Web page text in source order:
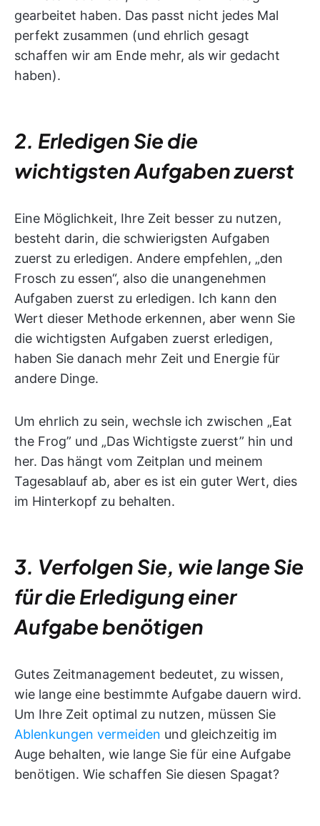
gearbeitet haben. Das passt nicht jedes Mal
perfekt zusammen (und ehrlich gesagt
schaffen wir am Ende mehr, als wir gedacht
haben).
2. Erledigen Sie die
wichtigsten Aufgaben zuerst
Eine Möglichkeit, Ihre Zeit besser zu nutzen,
besteht darin, die schwierigsten Aufgaben
zuerst zu erledigen. Andere empfehlen, „den
Frosch zu essen“, also die unangenehmen
Aufgaben zuerst zu erledigen. Ich kann den
Wert dieser Methode erkennen, aber wenn Sie
die wichtigsten Aufgaben zuerst erledigen,
haben Sie danach mehr Zeit und Energie für
andere Dinge.
Um ehrlich zu sein, wechsle ich zwischen „Eat
the Frog” und „Das Wichtigste zuerst” hin und
her. Das hängt vom Zeitplan und meinem
Tagesablauf ab, aber es ist ein guter Wert, dies
im Hinterkopf zu behalten.
3. Verfolgen Sie, wie lange Sie
für die Erledigung einer
Aufgabe benötigen
Gutes Zeitmanagement bedeutet, zu wissen,
wie lange eine bestimmte Aufgabe dauern wird.
Um Ihre Zeit optimal zu nutzen, müssen Sie
Ablenkungen vermeiden und gleichzeitig im
Auge behalten, wie lange Sie für eine Aufgabe
benötigen. Wie schaffen Sie diesen Spagat?